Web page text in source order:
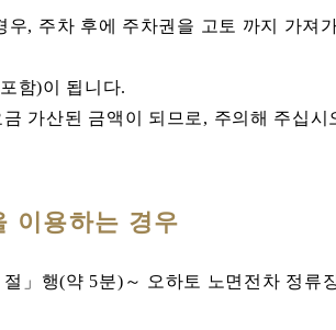
, 주차 후에 주차권을 고토 까지 가져
함)이 됩니다.
가산된 금액이 되므로, 주의해 주십시
이용하는 경우
」행(약 5분)～ 오하토 노면전차 정류